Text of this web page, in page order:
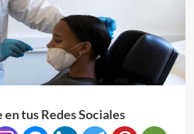
tus Redes Sociales